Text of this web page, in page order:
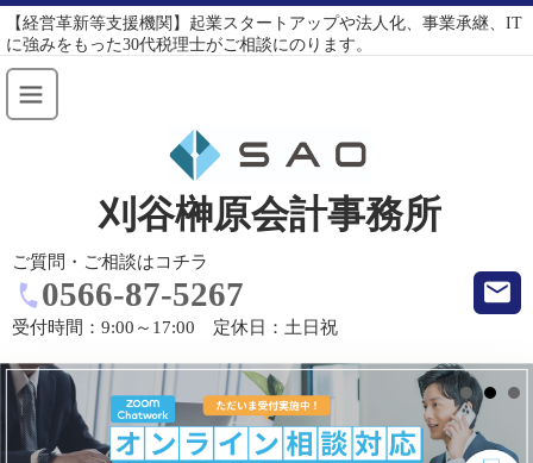
【経営革新等支援機関】起業スタートアップや法人化、事業承継、IT
に強みをもった30代税理士がご相談にのります。
刈谷榊原会計事務所
ご質問・ご相談はコチラ
0566-87-5267
受付時間： 9:00～17:00 定休日：土日祝